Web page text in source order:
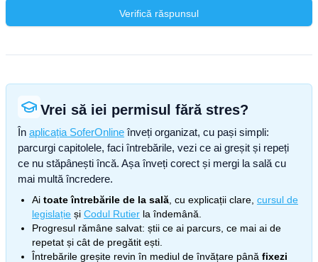
Verifică răspunsul
Vrei să iei permisul fără stres?
În aplicația SoferOnline înveți organizat, cu pași simpli:
parcurgi capitolele, faci întrebările, vezi ce ai greșit și repeți
ce nu stăpânești încă. Așa înveți corect și mergi la sală cu
mai multă încredere.
Ai toate întrebările de la sală , cu explicații clare, cursul de
legislație și Codul Rutier la îndemână.
Progresul rămâne salvat: știi ce ai parcurs, ce mai ai de
repetat și cât de pregătit ești.
Întrebările greșite revin în mediul de învățare până fixezi